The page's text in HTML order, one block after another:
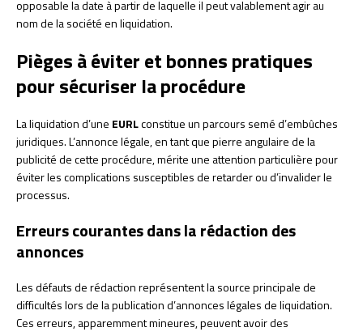
opposable la date à partir de laquelle il peut valablement agir au
nom de la société en liquidation.
Pièges à éviter et bonnes pratiques
pour sécuriser la procédure
La liquidation d’une EURLconstitue un parcours semé d’embûches
juridiques. L’annonce légale, en tant que pierre angulaire de la
publicité de cette procédure, mérite une attention particulière pour
éviter les complications susceptibles de retarder ou d’invalider le
processus.
Erreurs courantes dans la rédaction des
annonces
Les défauts de rédaction représentent la source principale de
difficultés lors de la publication d’annonces légales de liquidation.
Ces erreurs, apparemment mineures, peuvent avoir des